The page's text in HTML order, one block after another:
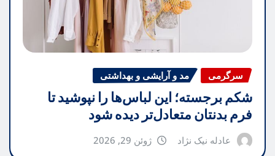
سرگرمی مد و آرایشی و بهداشتی
شکم برجسته؛ این لباس‌ها را نپوشید تا
فرم بدنتان متعادل‌تر دیده شود
عادله نیک نژاد ژوئن 29, 2026